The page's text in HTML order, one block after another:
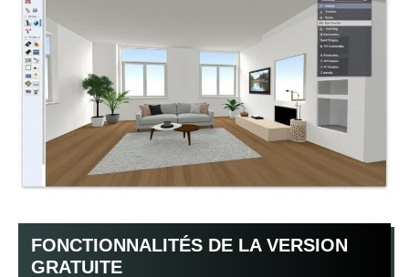
FONCTIONNALITÉS DE LA VERSION
GRATUITE